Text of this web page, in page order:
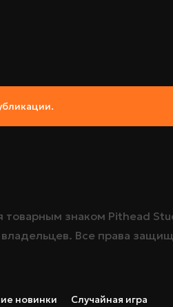
товарным знаком Pithead
владельцев. Все права
новинки Случайная игра